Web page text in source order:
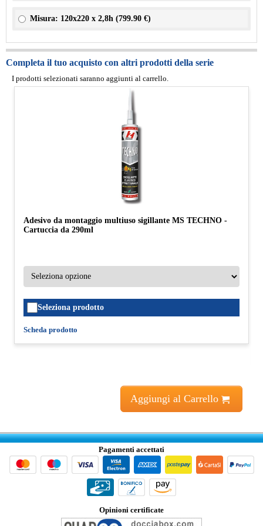
Misura: 120x220 x 2,8h (799.90 €)
Completa il tuo acquisto con altri prodotti della serie
I prodotti selezionati saranno aggiunti al carrello.
Adesivo da montaggio multiuso sigillante MS TECHNO -
Cartuccia da 290ml
Seleziona prodotto
Scheda prodotto
Aggiungi al Carrello
Pagamenti accettati
Opinioni certificate